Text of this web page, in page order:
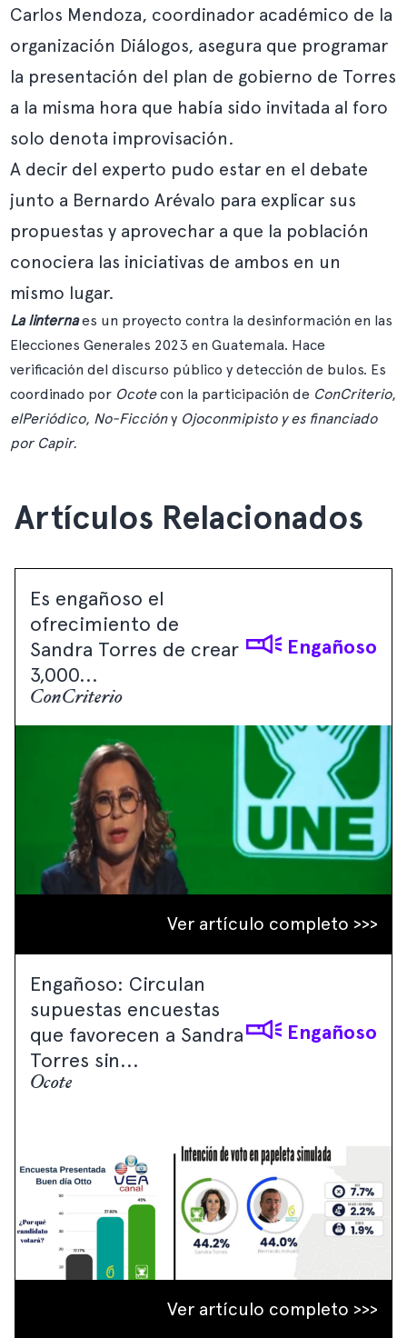
Carlos Mendoza, coordinador académico de la
organización Diálogos, asegura que programar
la presentación del plan de gobierno de Torres
a la misma hora que había sido invitada al foro
solo denota improvisación.
A decir del experto pudo estar en el debate
junto a Bernardo Arévalo para explicar sus
propuestas y aprovechar a que la población
conociera las iniciativas de ambos en un
mismo lugar.
La linternaes un proyecto contra la desinformación en las
Elecciones Generales 2023 en Guatemala. Hace
verificación del discurso público y detección de bulos. Es
coordinado por Ocotecon la participación de ConCriterio,
elPeriódico, No-Ficcióny Ojoconmipistoy es financiado
por Capir.
Artículos Relacionados
Es engañoso el
ofrecimiento de
Sandra Torres de crear
3,000...
ConCriterio
Engañoso
Ver artículo completo >>>
Engañoso: Circulan
supuestas encuestas
que favorecen a Sandra
Torres sin...
Ocote
Engañoso
Ver artículo completo >>>